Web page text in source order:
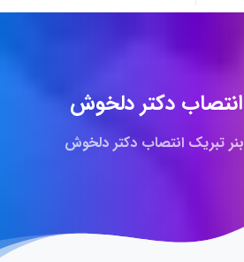
انتصاب دکتر دلخوش
بنر تبریک انتصاب دکتر دلخوش